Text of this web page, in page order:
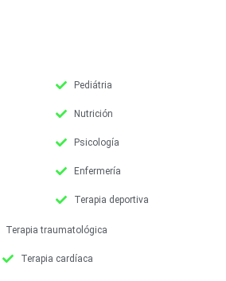
Pediátria
Nutrición
Psicología
Enfermería
Terapia deportiva
Terapia traumatológica
Terapia cardíaca